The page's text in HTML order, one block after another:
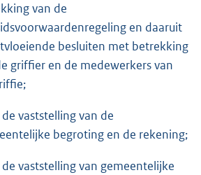
van de
en daaruit
besluiten met betrekking
griffier en de medewerkers van
vaststelling van de
begroting en de rekening;
vaststelling van gemeentelijke